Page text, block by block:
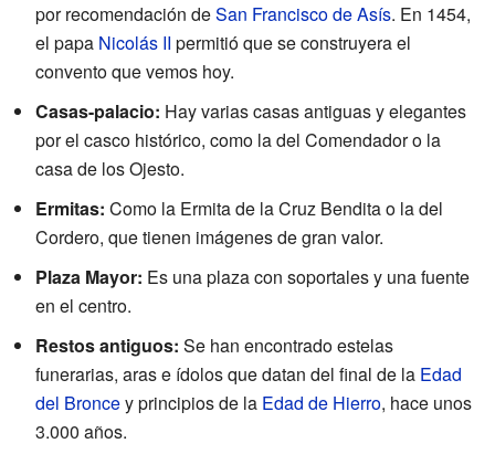
por recomendación deSan Francisco de Asís. En 1454,
el papa Nicolás II permitió que se construyera el
convento que vemos hoy.
Casas-palacio: Hay varias casas antiguas y elegantes
por el casco histórico, como la del Comendador o la
casa de los Ojesto.
Ermitas: Como la Ermita de la Cruz Bendita o la del
Cordero, que tienen imágenes de gran valor.
Plaza Mayor: Es una plaza con soportales y una fuente
en el centro.
Restos antiguos: Se han encontrado estelas
funerarias, aras e ídolos que datan del final de la Edad
del Broncey principios de la Edad de Hierro, hace unos
3.000 años.